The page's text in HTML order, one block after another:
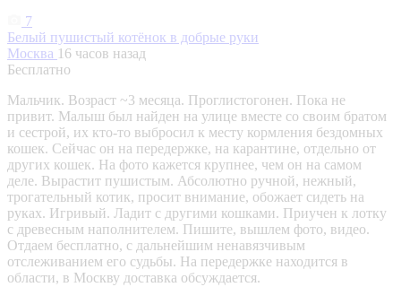
7
Белый пушистый котёнок в добрые руки
Москва 16 часов назад
Бесплатно
Мальчик. Возраст ~3 месяца. Проглистогонен. Пока не
привит. Малыш был найден на улице вместе со своим братом
и сестрой, их кто-то выбросил к месту кормления бездомных
кошек. Сейчас он на передержке, на карантине, отдельно от
других кошек. На фото кажется крупнее, чем он на самом
деле. Вырастит пушистым. Абсолютно ручной, нежный,
трогательный котик, просит внимание, обожает сидеть на
руках. Игривый. Ладит с другими кошками. Приучен к лотку
с древесным наполнителем. Пишите, вышлем фото, видео.
Отдаем бесплатно, с дальнейшим ненавязчивым
отслеживанием его судьбы. На передержке находится в
области, в Москву доставка обсуждается.